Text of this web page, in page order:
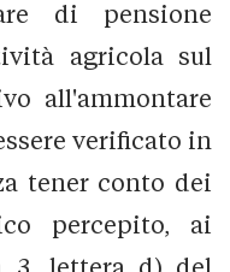
di pensione
agricola sul
all'ammontare
verificato in
tener conto dei
percepito, ai
3, lettera d) del